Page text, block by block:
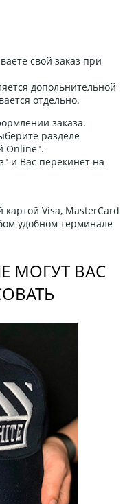
свой заказ при
допольнительной
отдельно.
заказа.
разделе
Online".
и Вас перекинет на
картой Visa, MasterCard
удобном терминале
МОГУТ ВАС